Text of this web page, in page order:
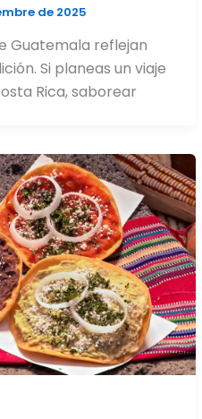
de 2025
Guatemala reflejan
Si planeas un viaje
Rica, saborear